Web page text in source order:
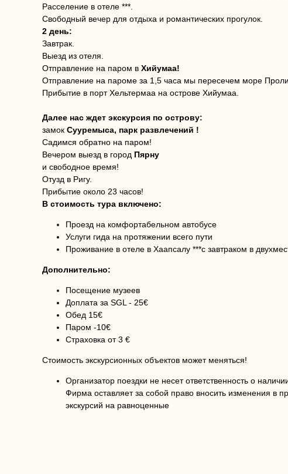
Расселение в отеле ***.
Свободный вечер для отдыха и романтических прогулок.
2 день:
Завтрак.
Выезд из отеля.
Отправление на паром в Хийумаа!
Отправление на пароме за 1,5 часа мы пересечем море
Прибытие в порт Хельтермаа на острове Хийумаа.
Далее нас ждет экскурсия по острову:
замок Сууремыса, парк развлечений !
Садимся обратно на паром!
Вечером выезд в город Пярну
и свободное время!
Отузд в Ригу.
Прибытие около 23 часов!
В стоимость тура включено:
Проезд на комфортабельном автобусе
Услуги гида на протяжении всего пути
Проживание в отеле в Хаапсалу ***с завтраком в
Дополнительно:
Посещение музеев
Доплата за SGL - 25€
Обед 15€
Паром -10€
Страховка от 3 €
Стоимость экскурсионных объектов может меняться!
Организатор поездки не несет ответственность о
Фирма оставляет за собой право вносить изменения в
экскурсий на равноценные